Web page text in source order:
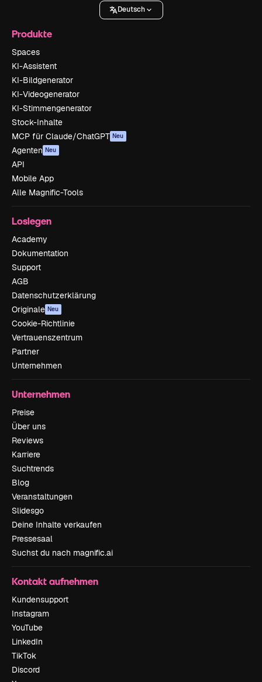
Deutsch
Produkte
Spaces
KI-Assistent
KI-Bildgenerator
KI-Videogenerator
KI-Stimmengenerator
Stock-Inhalte
MCP für Claude/ChatGPT Neu
Agenten Neu
API
Mobile App
Alle Magnific-Tools
Loslegen
Academy
Dokumentation
Support
AGB
Datenschutzerklärung
Originale Neu
Cookie-Richtlinie
Vertrauenszentrum
Partner
Unternehmen
Unternehmen
Preise
Über uns
Reviews
Karriere
Suchtrends
Blog
Veranstaltungen
Slidesgo
Deine Inhalte verkaufen
Pressesaal
Suchst du nach magnific.ai
Kontakt aufnehmen
Kundensupport
Instagram
YouTube
LinkedIn
TikTok
Discord